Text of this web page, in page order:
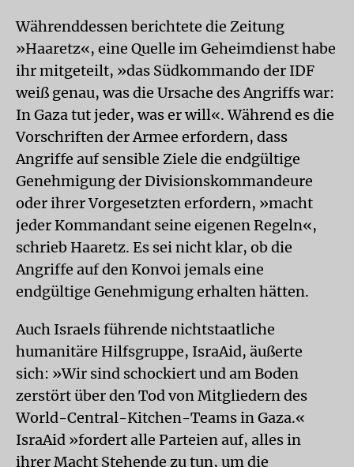
Währenddessen berichtete die Zeitung
»Haaretz«, eine Quelle im Geheimdienst habe
ihr mitgeteilt, »das Südkommando der IDF
weiß genau, was die Ursache des Angriffs war:
In Gaza tut jeder, was er will«. Während es die
Vorschriften der Armee erfordern, dass
Angriffe auf sensible Ziele die endgültige
Genehmigung der Divisionskommandeure
oder ihrer Vorgesetzten erfordern, »macht
jeder Kommandant seine eigenen Regeln«,
schrieb Haaretz. Es sei nicht klar, ob die
Angriffe auf den Konvoi jemals eine
endgültige Genehmigung erhalten hätten.
Auch Israels führende nichtstaatliche
humanitäre Hilfsgruppe, IsraAid, äußerte
sich: »Wir sind schockiert und am Boden
zerstört über den Tod von Mitgliedern des
World-Central-Kitchen-Teams in Gaza.«
IsraAid »fordert alle Parteien auf, alles in
ihrer Macht Stehende zu tun, um die